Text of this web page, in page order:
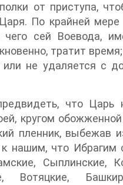
от приступа,
По крайней мере
чего сей Воевода,
тратит
или не удаляется с
что Царь
кругом
пленник, выбежав
к нашим, что Ибрагим
Сыплинские,
Вотяцкие,